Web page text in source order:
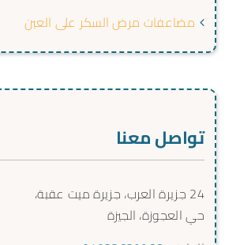
مضاعفات مرض السكر على العين
تواصل معنا
24 جزيرة العرب، جزيرة ميت عقبة،
حي العجوزة، الجيزة